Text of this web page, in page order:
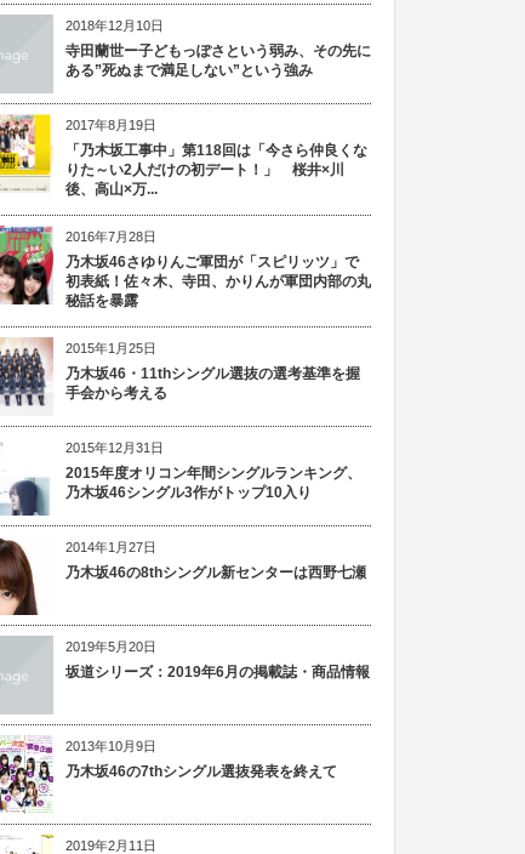
2018年12月10日
寺田蘭世ー子どもっぽさという弱み、その先に
ある”死ぬまで満足しない”という強み
2017年8月19日
「乃木坂工事中」第118回は「今さら仲良くな
りた～い2人だけの初デート！」 桜井×川
後、高山×万...
2016年7月28日
乃木坂46さゆりんご軍団が「スピリッツ」で
初表紙！佐々木、寺田、かりんが軍団内部の丸
秘話を暴露
2015年1月25日
乃木坂46・11thシングル選抜の選考基準を握
手会から考える
2015年12月31日
2015年度オリコン年間シングルランキング、
乃木坂46シングル3作がトップ10入り
2014年1月27日
乃木坂46の8thシングル新センターは西野七瀬
2019年5月20日
坂道シリーズ：2019年6月の掲載誌・商品情報
2013年10月9日
乃木坂46の7thシングル選抜発表を終えて
2019年2月11日